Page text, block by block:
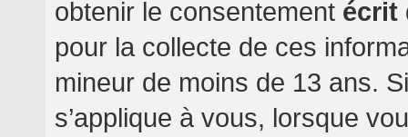
obtenir le consentement écrit
pour la collecte de ces
mineur de moins de 13 ans.
s’applique à vous, lorsque